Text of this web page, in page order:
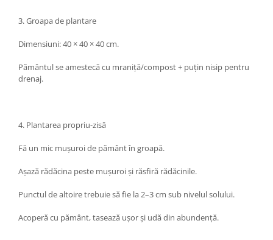
3. Groapa de plantare
Dimensiuni: 40 × 40 × 40 cm.
Pământul se amestecă cu mraniță/compost + puțin nisip pentru
drenaj.
4. Plantarea propriu-zisă
Fă un mic mușuroi de pământ în groapă.
Așază rădăcina peste mușuroi și răsfiră rădăcinile.
Punctul de altoire trebuie să fie la 2–3 cm sub nivelul solului.
Acoperă cu pământ, tasează ușor și udă din abundență.